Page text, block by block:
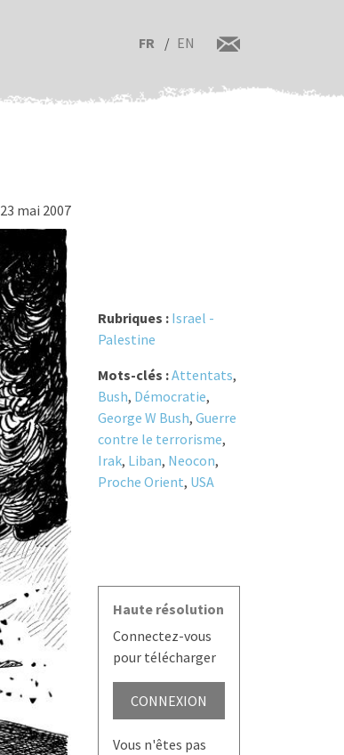
FR EN
23 mai 2007
Rubriques : Israel -
Palestine
Mots-clés :Attentats,
Bush, Démocratie,
George W Bush, Guerre
contre le terrorisme,
Irak, Liban, Neocon,
Proche Orient, USA
Haute résolution
Connectez-vous
pour télécharger
CONNEXION
Vous n'êtes pas